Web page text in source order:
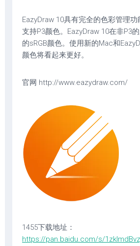
EazyDraw 10具有完全的色彩管理
支持P3颜色。EazyDraw 10在非P3
的sRGB颜色。使用新的Mac和
颜色将看起来更好。
官网 http://www.eazydraw.com/
1455下载地址：
https://pan.baidu.com/s/